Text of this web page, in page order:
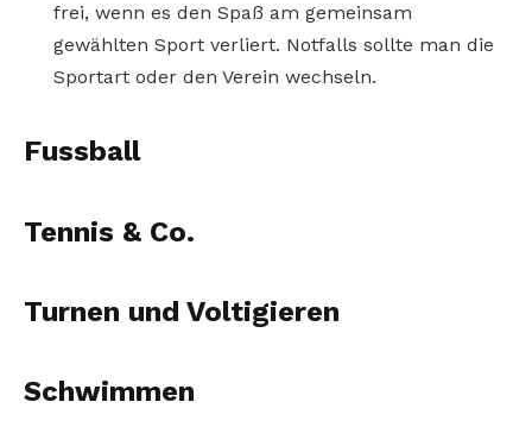
frei, wenn es den Spaß am gemeinsam
gewählten Sport verliert. Notfalls sollte man die
Sportart oder den Verein wechseln.
Fussball
Tennis & Co.
Turnen und Voltigieren
Schwimmen